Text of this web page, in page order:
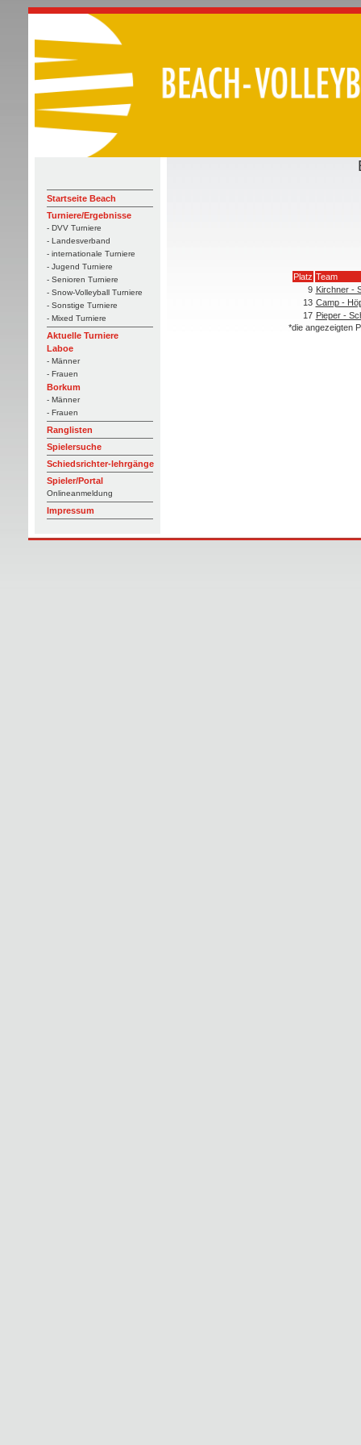
Startseite Beach
Turniere/Ergebnisse
- DVV Turniere
- Landesverband
- internationale Turniere
- Jugend Turniere
- Senioren Turniere
- Snow-Volleyball Turniere
- Sonstige Turniere
- Mixed Turniere
Aktuelle Turniere
Laboe
- Männer
- Frauen
Borkum
- Männer
- Frauen
Ranglisten
Spielersuche
Schiedsrichter-lehrgänge
Spieler/Portal
Onlineanmeldung
Impressum
Platz Team
9 Kirchner -
13 Camp -
17 Pieper -
*die angezeigten